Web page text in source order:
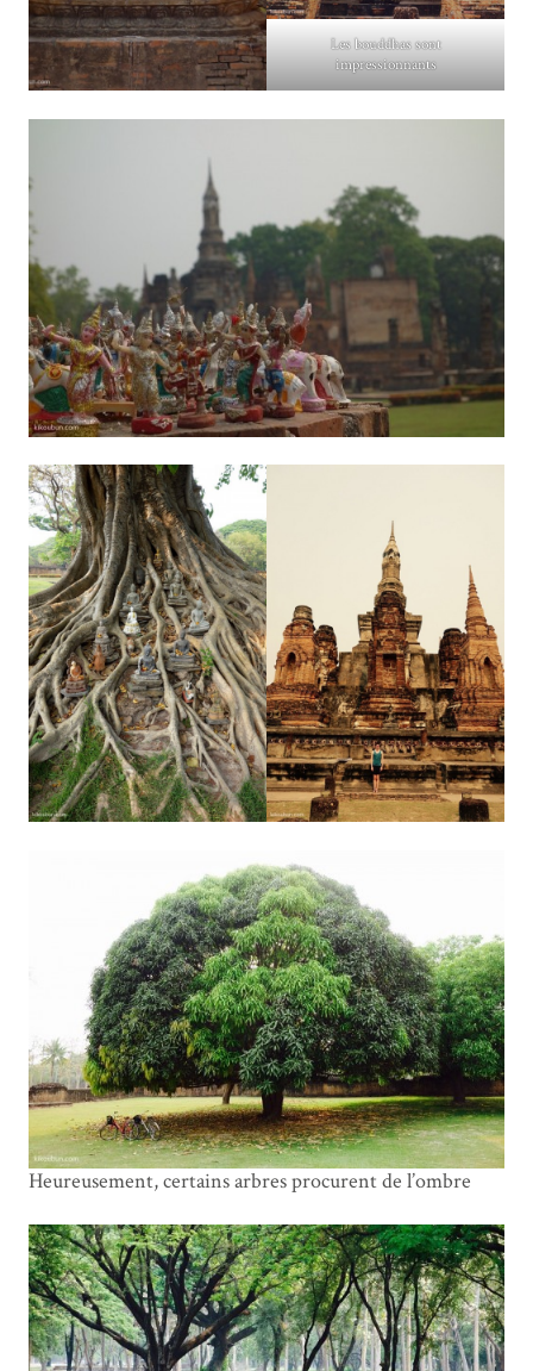
Les bouddhas sont
impressionnants
Heureusement, certains arbres procurent de l’ombre